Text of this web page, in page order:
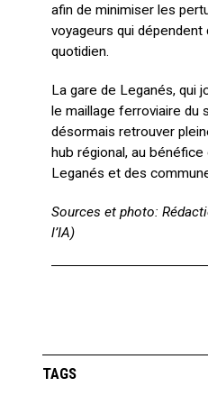
afin de minimiser les
voyageurs qui
quotidien.
La gare de Leganés, qui
le maillage ferroviaire du
désormais retrouver
hub régional, au
Leganés et des
Sources et photo:
l’IA)
TAGS